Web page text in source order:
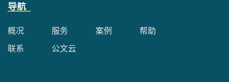
导航
概况 服务 案例 帮助
联系 公文云